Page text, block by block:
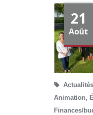
21
Août
Actualités
Animation,
Finances/